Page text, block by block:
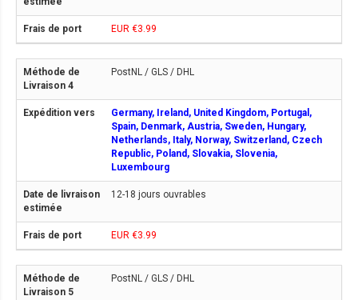
EUR €3.99
PostNL / GLS / DHL
Germany, Ireland, United Kingdom, Portugal,
Spain, Denmark, Austria, Sweden, Hungary,
Netherlands, Italy, Norway, Switzerland, Czech
Republic, Poland, Slovakia, Slovenia,
Luxembourg
12-18 jours ouvrables
EUR €3.99
PostNL / GLS / DHL